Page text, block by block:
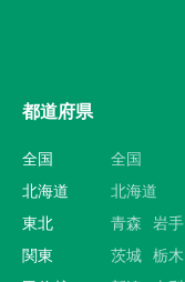
都道府県
全国
全国
北海道
北海道
東北
青森 岩手
関東
茨城 栃木